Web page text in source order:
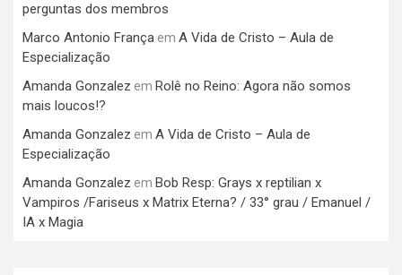
perguntas dos membros
Marco Antonio França em A Vida de Cristo – Aula de
Especialização
Amanda Gonzalez em Rolê no Reino: Agora não somos
mais loucos!?
Amanda Gonzalez em A Vida de Cristo – Aula de
Especialização
Amanda Gonzalez em Bob Resp: Grays x reptilian x
Vampiros /Fariseus x Matrix Eterna? / 33° grau / Emanuel /
IA x Magia